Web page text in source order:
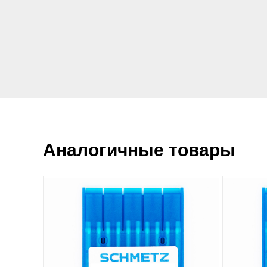
Аналогичные товары